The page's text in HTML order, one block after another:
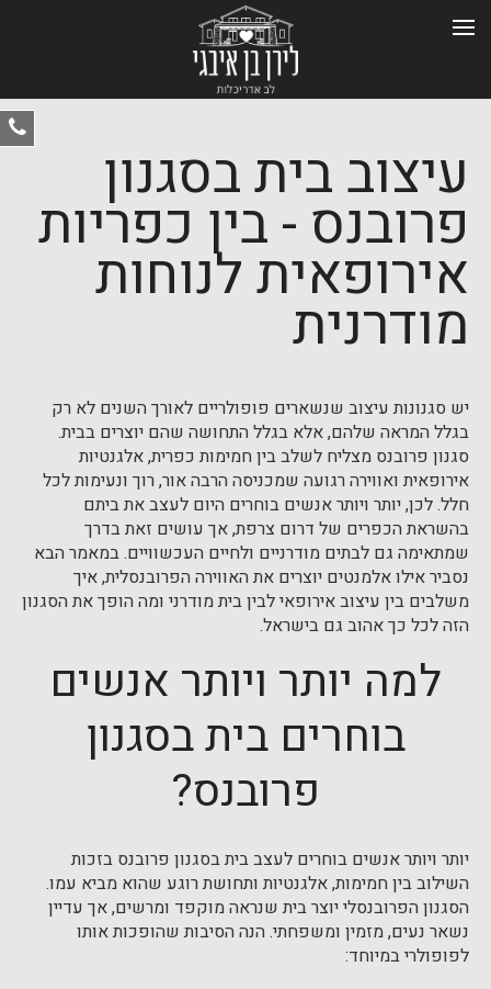
עיצוב בית בסגנון
פרובנס - בין כפריות
אירופאית לנוחות
מודרנית
יש סגנונות עיצוב שנשארים פופולריים לאורך השנים לא רק
בגלל המראה שלהם, אלא בגלל התחושה שהם יוצרים בבית.
סגנון פרובנס מצליח לשלב בין חמימות כפרית, אלגנטיות
אירופאית ואווירה רגועה שמכניסה הרבה אור, רוך ונעימות לכל
חלל. לכן, יותר ויותר אנשים בוחרים היום לעצב את ביתם
בהשראת הכפרים של דרום צרפת, אך עושים זאת בדרך
שמתאימה גם לבתים מודרניים ולחיים העכשוויים. במאמר הבא
נסביר אילו אלמנטים יוצרים את האווירה הפרובנסלית, איך
משלבים בין עיצוב אירופאי לבין בית מודרני ומה הופך את הסגנון
הזה לכל כך אהוב גם בישראל.
למה יותר ויותר אנשים
בוחרים בית בסגנון
פרובנס?
יותר ויותר אנשים בוחרים לעצב בית בסגנון פרובנס בזכות
השילוב בין חמימות, אלגנטיות ותחושת רוגע שהוא מביא עמו.
הסגנון הפרובנסלי יוצר בית שנראה מוקפד ומרשים, אך עדיין
נשאר נעים, מזמין ומשפחתי. הנה הסיבות שהופכות אותו
לפופולרי במיוחד: